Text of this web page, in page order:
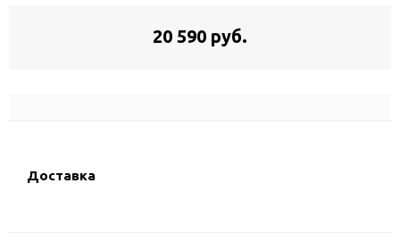
20 590 руб.
Доставка